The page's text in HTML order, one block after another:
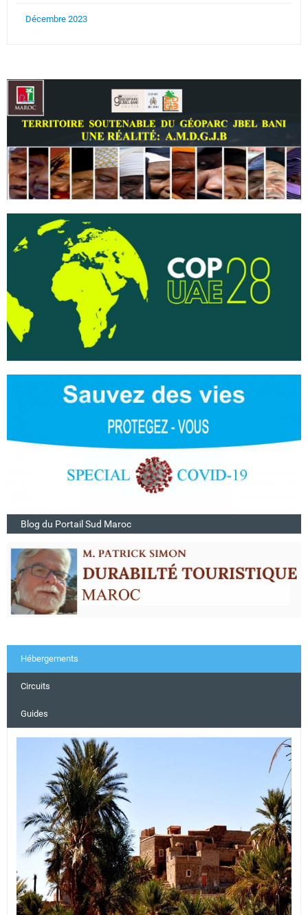
Décembre 2023
Blog du Portail Sud Maroc
Hébergements
Circuits
Guides